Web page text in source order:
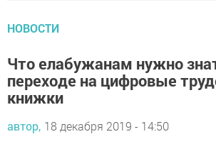
НОВОСТИ
Что елабужанам нужно
переходе на цифровые
книжки
автор, 18 декабря 2019 - 14:50